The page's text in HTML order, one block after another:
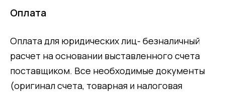
Оплата
Оплата для юридических лиц- безналичный
расчет на основании выставленного счета
поставщиком. Все необходимые документы
(оригинал счета, товарная и налоговая